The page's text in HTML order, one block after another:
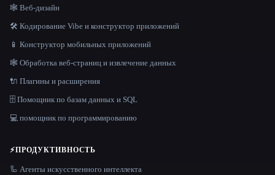
🕸 Веб-дизайн
🛠️ Кодирование Vibe и конструктор приложений
📱 Конструктор мобильных приложений
🕸️ Обработка веб-страниц и извлечение данных
🔌 Плагины и расширения
🗄️ Помощник по базам данных и SQL
💻 помощник по программированию
⚡ПРОДУКТИВНОСТЬ
🦾 Агенты искусственного интеллекта